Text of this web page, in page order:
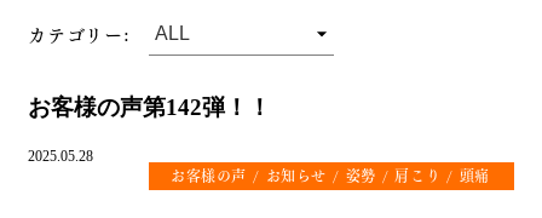
カテゴリー:
お客様の声第142弾！！
2025.05.28
お客様の声 お知らせ 姿勢 肩こり 頭痛